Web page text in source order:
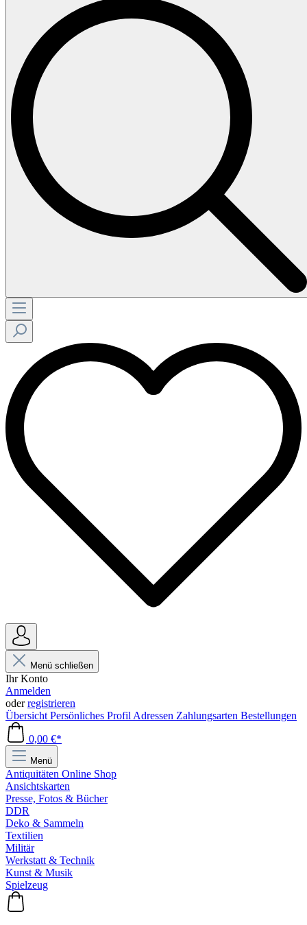
Menü schließen
Ihr Konto
Anmelden
oderregistrieren
Übersicht Persönliches Profil Adressen Zahlungsarten Bestellungen
0,00 €*
Menü
Antiquitäten Online Shop
Ansichtskarten
Presse, Fotos & Bücher
DDR
Deko & Sammeln
Textilien
Militär
Werkstatt & Technik
Kunst & Musik
Spielzeug